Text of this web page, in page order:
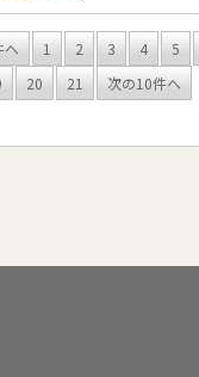
へ 1 2 3 4 5
20 21 次の10件へ